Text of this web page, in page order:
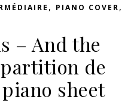
, PIANO COVER,
– And the
de
sheet